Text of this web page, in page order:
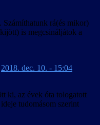
rá(és mikor)
is megcsináljátok a
2018. dec. 10. - 15:04
ki, az évek óta tologatott
tudomásom szerint